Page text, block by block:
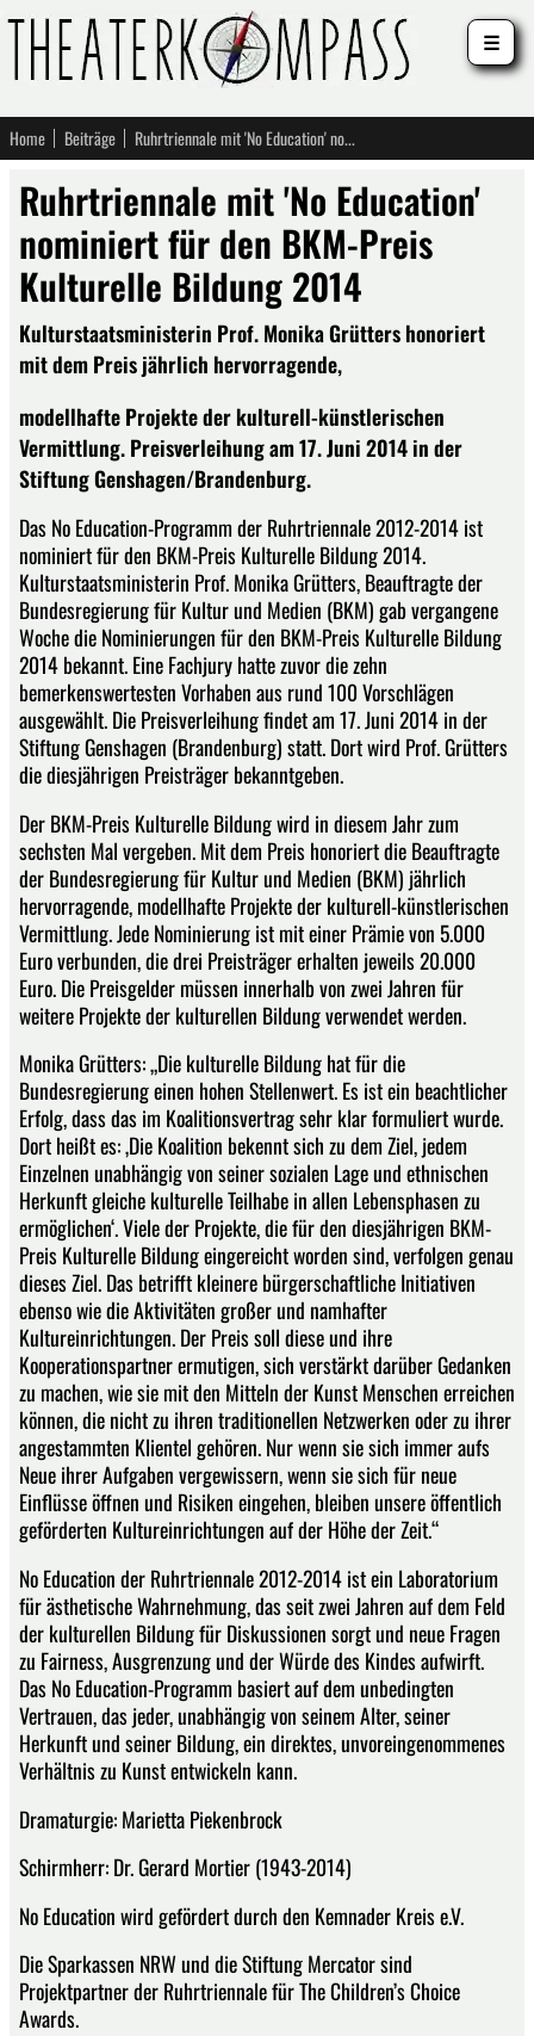
Home Beiträge Ruhrtriennale mit 'No Education' nominiert für den BKM-Preis Kulturelle Bildung 2014
Ruhrtriennale mit 'No Education'
nominiert für den BKM-Preis
Kulturelle Bildung 2014
Kulturstaatsministerin Prof. Monika Grütters honoriert
mit dem Preis jährlich hervorragende,
modellhafte Projekte der kulturell-künstlerischen
Vermittlung. Preisverleihung am 17. Juni 2014 in der
Stiftung Genshagen/Brandenburg.
Das No Education-Programm der Ruhrtriennale 2012-2014 ist
nominiert für den BKM-Preis Kulturelle Bildung 2014.
Kulturstaatsministerin Prof. Monika Grütters, Beauftragte der
Bundesregierung für Kultur und Medien (BKM) gab vergangene
Woche die Nominierungen für den BKM-Preis Kulturelle Bildung
2014 bekannt. Eine Fachjury hatte zuvor die zehn
bemerkenswertesten Vorhaben aus rund 100 Vorschlägen
ausgewählt. Die Preisverleihung findet am 17. Juni 2014 in der
Stiftung Genshagen (Brandenburg) statt. Dort wird Prof. Grütters
die diesjährigen Preisträger bekanntgeben.
Der BKM-Preis Kulturelle Bildung wird in diesem Jahr zum
sechsten Mal vergeben. Mit dem Preis honoriert die Beauftragte
der Bundesregierung für Kultur und Medien (BKM) jährlich
hervorragende, modellhafte Projekte der kulturell-künstlerischen
Vermittlung. Jede Nominierung ist mit einer Prämie von 5.000
Euro verbunden, die drei Preisträger erhalten jeweils 20.000
Euro. Die Preisgelder müssen innerhalb von zwei Jahren für
weitere Projekte der kulturellen Bildung verwendet werden.
Monika Grütters: „Die kulturelle Bildung hat für die
Bundesregierung einen hohen Stellenwert. Es ist ein beachtlicher
Erfolg, dass das im Koalitionsvertrag sehr klar formuliert wurde.
Dort heißt es: ‚Die Koalition bekennt sich zu dem Ziel, jedem
Einzelnen unabhängig von seiner sozialen Lage und ethnischen
Herkunft gleiche kulturelle Teilhabe in allen Lebensphasen zu
ermöglichen‘. Viele der Projekte, die für den diesjährigen BKM-
Preis Kulturelle Bildung eingereicht worden sind, verfolgen genau
dieses Ziel. Das betrifft kleinere bürgerschaftliche Initiativen
ebenso wie die Aktivitäten großer und namhafter
Kultureinrichtungen. Der Preis soll diese und ihre
Kooperationspartner ermutigen, sich verstärkt darüber Gedanken
zu machen, wie sie mit den Mitteln der Kunst Menschen erreichen
können, die nicht zu ihren traditionellen Netzwerken oder zu ihrer
angestammten Klientel gehören. Nur wenn sie sich immer aufs
Neue ihrer Aufgaben vergewissern, wenn sie sich für neue
Einflüsse öffnen und Risiken eingehen, bleiben unsere öffentlich
geförderten Kultureinrichtungen auf der Höhe der Zeit.“
No Education der Ruhrtriennale 2012-2014 ist ein Laboratorium
für ästhetische Wahrnehmung, das seit zwei Jahren auf dem Feld
der kulturellen Bildung für Diskussionen sorgt und neue Fragen
zu Fairness, Ausgrenzung und der Würde des Kindes aufwirft.
Das No Education-Programm basiert auf dem unbedingten
Vertrauen, das jeder, unabhängig von seinem Alter, seiner
Herkunft und seiner Bildung, ein direktes, unvoreingenommenes
Verhältnis zu Kunst entwickeln kann.
Dramaturgie: Marietta Piekenbrock
Schirmherr: Dr. Gerard Mortier (1943-2014)
No Education wird gefördert durch den Kemnader Kreis e.V.
Die Sparkassen NRW und die Stiftung Mercator sind
Projektpartner der Ruhrtriennale für The Children’s Choice
Awards.
☰